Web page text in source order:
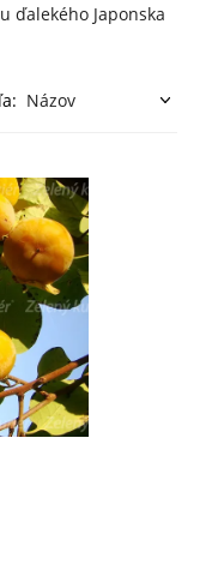
ďalekého Japonska